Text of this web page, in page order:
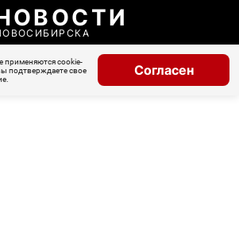
применяются cookie-
подтверждаете свое
Согласен